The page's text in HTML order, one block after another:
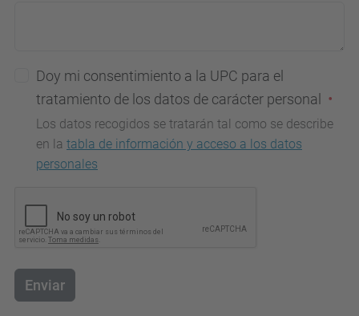
Doy mi consentimiento a la UPC para el
tratamiento de los datos de carácter personal
Los datos recogidos se tratarán tal como se describe
en la tabla de información y acceso a los datos
personales
Enviar